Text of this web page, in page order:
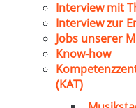
Interview mit
Interview zur
Jobs unserer
Know-how
(KAT)